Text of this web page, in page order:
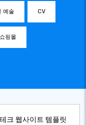
예술 CV
핑몰
크 웹사이트 템플릿